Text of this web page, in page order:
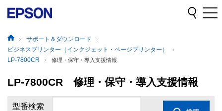
サポート＆ダウンロード
ビジネスプリンター（インクジェット・ページプリンター）
LP-7800CR
修理・保守・導入支援情報
LP-7800CR 修理・保守・導入支援情報
型番検索